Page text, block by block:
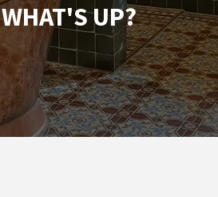
WHAT'S UP?